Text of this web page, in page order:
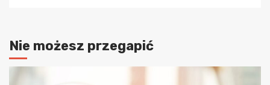
Nie możesz przegapić